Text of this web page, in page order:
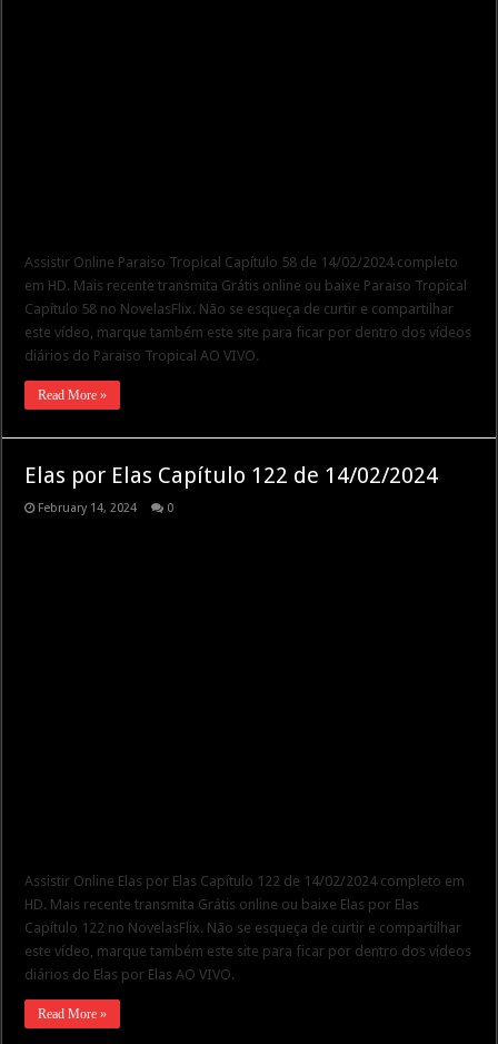
Assistir Online Paraiso Tropical Capítulo 58 de 14/02/2024 completo
em HD. Mais recente transmita Grátis online ou baixe Paraiso Tropical
Capítulo 58 no NovelasFlix. Não se esqueça de curtir e compartilhar
este vídeo, marque também este site para ficar por dentro dos vídeos
diários do Paraiso Tropical AO VIVO.
Read More »
Elas por Elas Capítulo 122 de 14/02/2024
February 14, 2024 0
Assistir Online Elas por Elas Capítulo 122 de 14/02/2024 completo em
HD. Mais recente transmita Grátis online ou baixe Elas por Elas
Capítulo 122 no NovelasFlix. Não se esqueça de curtir e compartilhar
este vídeo, marque também este site para ficar por dentro dos vídeos
diários do Elas por Elas AO VIVO.
Read More »